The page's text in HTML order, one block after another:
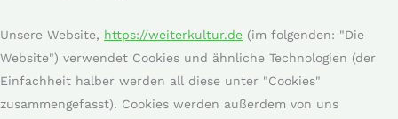
Unsere Website, https://weiterkultur.de (im folgenden: "Die
Website") verwendet Cookies und ähnliche Technologien (der
Einfachheit halber werden all diese unter "Cookies"
zusammengefasst). Cookies werden außerdem von uns